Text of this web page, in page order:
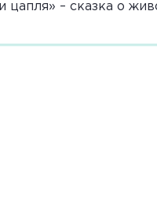
цапля» – сказка о
– веселая голова;